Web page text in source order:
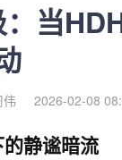
当
2026-02-08
静谧暗流